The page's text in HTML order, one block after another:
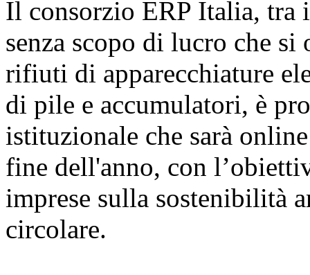
Il consorzio ERP Italia,
senza scopo di lucro che si
rifiuti di apparecchiature
di pile e accumulatori, è
istituzionale che sarà
fine dell'anno, con
imprese sulla sostenibilità
circolare.